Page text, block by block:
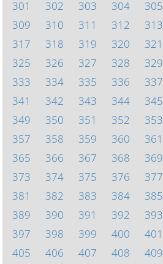
301
302 303 304 305
309
310 311 312 313
317
318 319 320 321
325
326 327 328 329
333
334 335 336 337
341
342 343 344 345
349
350 351 352 353
357
358 359 360 361
365
366 367 368 369
373
374 375 376 377
381
382 383 384 385
389
390 391 392 393
397
398 399 400 401
405
406 407 408 409